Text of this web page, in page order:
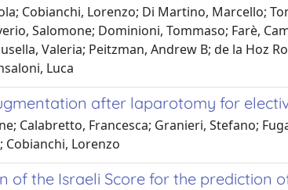
Cobianchi, Lorenzo; Di Martino, Marcello;
Salomone; Dominioni, Tommaso; Farè,
Valeria; Peitzman, Andrew B; de la Hoz
Luca
after laparotomy for
Calabretto, Francesca; Granieri, Stefano;
Cobianchi, Lorenzo
of the Israeli Score for the prediction